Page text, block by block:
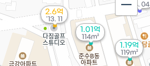
1.19억
119m²
1.01억
114m²
'24. 04
2.6억
'13. 11